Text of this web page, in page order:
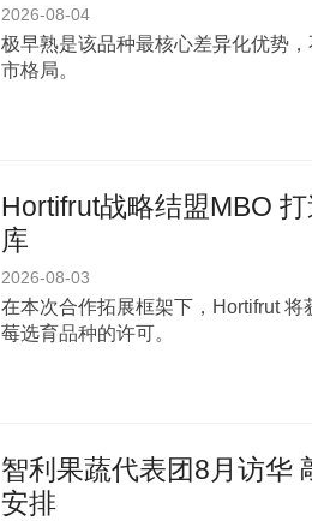
2026-08-04
极早熟是该品种最核心差异化优势
市格局。
Hortifrut战略结盟MBO
库
2026-08-03
在本次合作拓展框架下，Hortifrut
莓选育品种的许可。
智利果蔬代表团8月访华
安排